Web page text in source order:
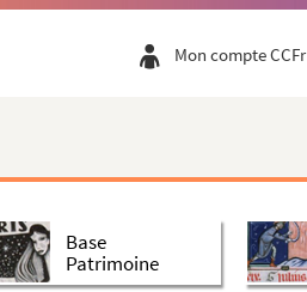
Mon compte CCFr
Base
Patrimoine
scituées ...
...
D. Ludovicum...
l'abba...
et Edmond ...